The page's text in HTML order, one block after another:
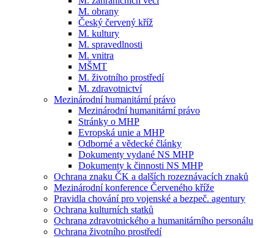
M. obrany
Český červený kříž
M. kultury
M. spravedlnosti
M. vnitra
MŠMT
M. životního prostředí
M. zdravotnictví
Mezinárodní humanitární právo
Mezinárodní humanitární právo
Stránky o MHP
Evropská unie a MHP
Odborné a vědecké články
Dokumenty vydané NS MHP
Dokumenty k činnosti NS MHP
Ochrana znaku ČK a dalších rozeznávacích znaků
Mezinárodní konference Červeného kříže
Pravidla chování pro vojenské a bezpeč. agentury
Ochrana kulturních statků
Ochrana zdravotnického a humanitárního personálu
Ochrana životního prostředí